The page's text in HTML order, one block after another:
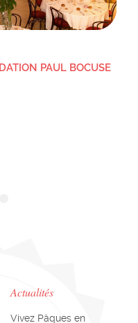
PAUL BOCUSE
Actualités
Vivez Pâques en